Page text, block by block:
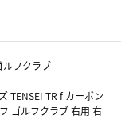
ルフクラブ
TENSEI TR f カーボン
ゴルフクラブ 右用 右